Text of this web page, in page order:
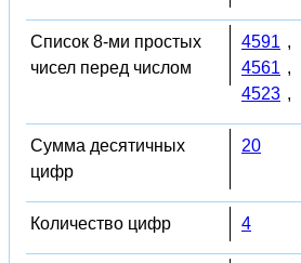
Список 8-ми простых
чисел перед числом
4591 ,
4561 ,
4523 ,
Сумма десятичных
цифр
20
Количество цифр 4